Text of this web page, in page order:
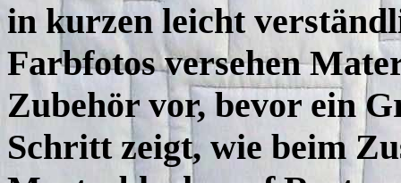
in kurzen leicht
Farbfotos versehen
Zubehör vor, bevor ein
Schritt zeigt, wie beim